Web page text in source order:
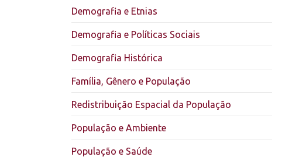
Demografia e Etnias
Demografia e Políticas Sociais
Demografia Histórica
Família, Gênero e População
Redistribuição Espacial da População
População e Ambiente
População e Saúde